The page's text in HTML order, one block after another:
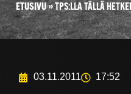
ETUSIVU»TPS:LLA TÄLLÄ
03.11.2011 17:52